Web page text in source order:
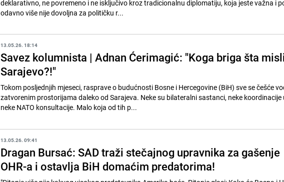
deklarativno, ne povremeno i ne isključivo kroz tradicionalnu diplomatiju, koja jeste važna i
odavno više nije dovoljna za političku r...
13.05.26. 18:14
Savez kolumnista | Adnan Ćerimagić: "Koga briga šta
Sarajevo?!"
Tokom posljednjih mjeseci, rasprave o budućnosti Bosne i Hercegovine (BiH) sve se češće
zatvorenim prostorijama daleko od Sarajeva. Neke su bilateralni sastanci, neke koordinacije
neke NATO konsultacije. Malo koja od tih p...
13.05.26. 09:41
Dragan Bursać: SAD traži stečajnog upravnika za gašenje
OHR-a i ostavlja BiH domaćim predatorima!